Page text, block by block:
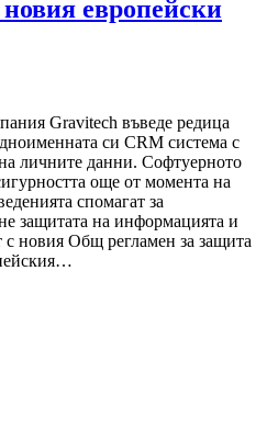
европейски
Gravitech въведе редица
си CRM система с
личните данни. Софтуерното
още от момента на
спомагат за
защитата на информацията и
с новия Общ регламен за защита